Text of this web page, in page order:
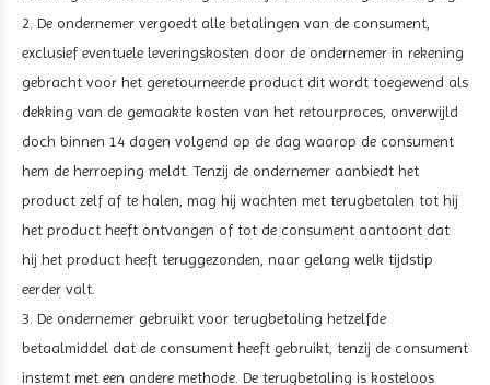
2. De ondernemer vergoedt alle betalingen van de consument,
exclusief eventuele leveringskosten door de ondernemer in rekening
gebracht voor het geretourneerde product dit wordt toegewend als
dekking van de gemaakte kosten van het retourproces, onverwijld
doch binnen 14 dagen volgend op de dag waarop de consument
hem de herroeping meldt. Tenzij de ondernemer aanbiedt het
product zelf af te halen, mag hij wachten met terugbetalen tot hij
het product heeft ontvangen of tot de consument aantoont dat
hij het product heeft teruggezonden, naar gelang welk tijdstip
eerder valt.
3. De ondernemer gebruikt voor terugbetaling hetzelfde
betaalmiddel dat de consument heeft gebruikt, tenzij de consument
instemt met een andere methode. De terugbetaling is kosteloos